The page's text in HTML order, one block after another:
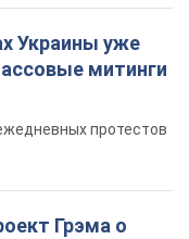
Украины уже
митинги
протестов
Грэма о